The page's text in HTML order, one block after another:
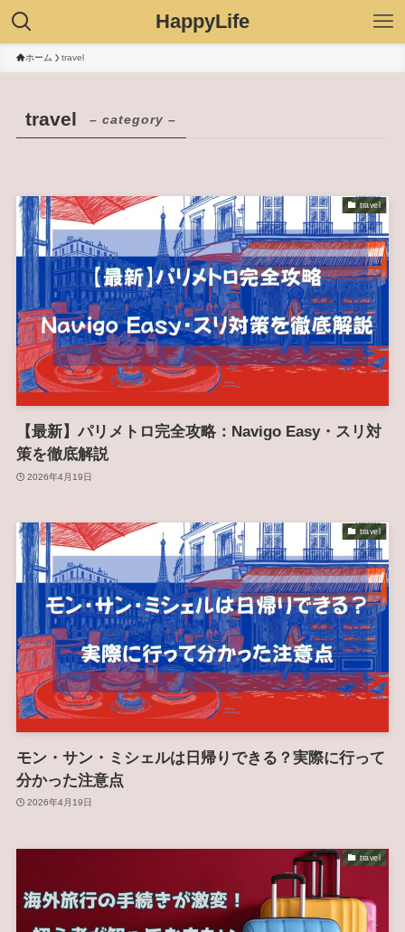
HappyLife
ホーム travel
travel – category –
travel
【最新】パリメトロ完全攻略：Navigo Easy・スリ対
策を徹底解説
2026年4月19日
travel
モン・サン・ミシェルは日帰りできる？実際に行って
分かった注意点
2026年4月19日
travel